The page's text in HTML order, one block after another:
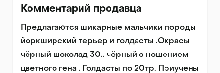
Комментарий продавца
Предлагаются шикарные мальчики породы
йоркширский терьер и голдасты .Окрасы
чёрный шоколад 30.. чёрный с ношением
цветного гена . Голдасты по 20тр. Приучены